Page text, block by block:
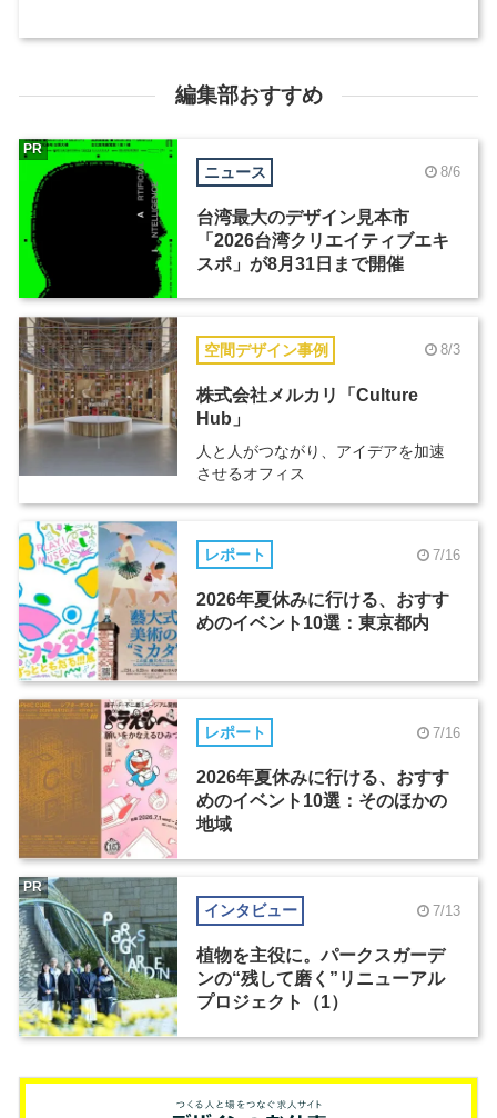
編集部おすすめ
ニュース 8/6
台湾最大のデザイン見本市
「2026台湾クリエイティブエキ
スポ」が8月31日まで開催
PR
空間デザイン事例 8/3
株式会社メルカリ「Culture
Hub」
人と人がつながり、アイデアを加速
させるオフィス
レポート 7/16
2026年夏休みに行ける、おすす
めのイベント10選：東京都内
レポート 7/16
2026年夏休みに行ける、おすす
めのイベント10選：そのほかの
地域
インタビュー 7/13
植物を主役に。パークスガーデ
ンの“残して磨く”リニューアル
プロジェクト（1）
PR